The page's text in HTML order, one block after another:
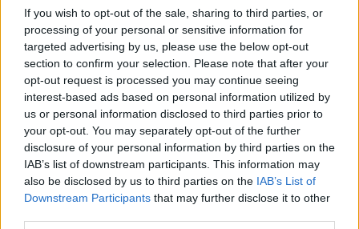
If you wish to opt-out of the sale, sharing to third parties, or
processing of your personal or sensitive information for
targeted advertising by us, please use the below opt-out
section to confirm your selection. Please note that after your
opt-out request is processed you may continue seeing
interest-based ads based on personal information utilized by
us or personal information disclosed to third parties prior to
your opt-out. You may separately opt-out of the further
disclosure of your personal information by third parties on the
IAB’s list of downstream participants. This information may
also be disclosed by us to third parties on the IAB’s List of
Downstream Participants that may further disclose it to other